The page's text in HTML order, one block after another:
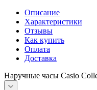
Описание
Характеристики
Отзывы
Как купить
Оплата
Доставка
Наручные часы Casio